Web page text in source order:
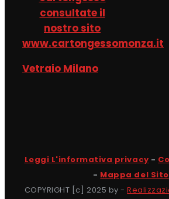
consultate il
nostro sito
www.cartongessomonza.it
Vetraio Milano
Leggi L'informativa privacy -
- Mappa del Sito
COPYRIGHT [c] 2025 by -